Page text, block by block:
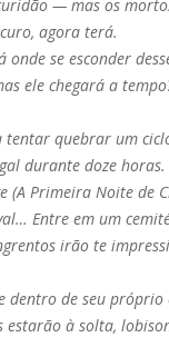
— mas os
agora terá.
onde se esconder
ele chegará a
tentar quebrar um
durante doze horas.
(A Primeira Noite de
Entre em um
irão te
dentro de seu
à solta,